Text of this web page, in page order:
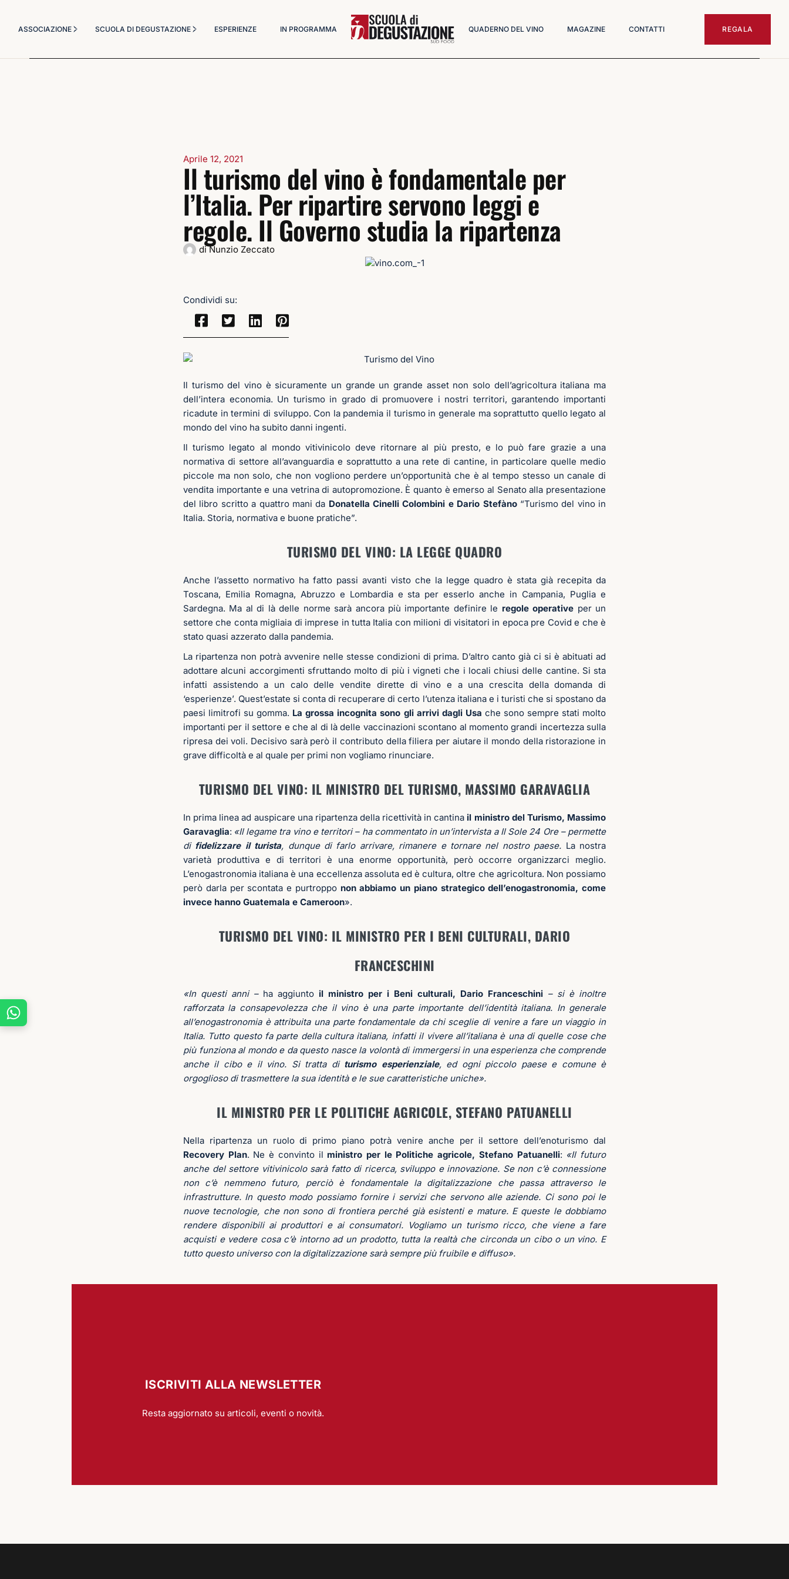
ASSOCIAZIONE SCUOLA DI DEGUSTAZIONE ESPERIENZE IN PROGRAMMA QUADERNO DEL VINO MAGAZINE CONTATTI REGALA
Aprile 12, 2021
Il turismo del vino è fondamentale per
l’Italia. Per ripartire servono leggi e
regole. Il Governo studia la ripartenza
diNunzio Zeccato
Condividi su:
Il turismo del vino è sicuramente un grande un grande asset non solo dell’agricoltura italiana ma
dell’intera economia. Un turismo in grado di promuovere i nostri territori, garantendo importanti
ricadute in termini di sviluppo. Con la pandemia il turismo in generale ma soprattutto quello legato al
mondo del vino ha subito danni ingenti.
Il turismo legato al mondo vitivinicolo deve ritornare al più presto, e lo può fare grazie a una
normativa di settore all’avanguardia e soprattutto a una rete di cantine, in particolare quelle medio
piccole ma non solo, che non vogliono perdere un’opportunità che è al tempo stesso un canale di
vendita importante e una vetrina di autopromozione. È quanto è emerso al Senato alla presentazione
del libro scritto a quattro mani da Donatella Cinelli Colombini e Dario Stefàno “Turismo del vino in
Italia. Storia, normativa e buone pratiche”.
TURISMO DEL VINO: LA LEGGE QUADRO
Anche l’assetto normativo ha fatto passi avanti visto che la legge quadro è stata già recepita da
Toscana, Emilia Romagna, Abruzzo e Lombardia e sta per esserlo anche in Campania, Puglia e
Sardegna. Ma al di là delle norme sarà ancora più importante definire le regole operative per un
settore che conta migliaia di imprese in tutta Italia con milioni di visitatori in epoca pre Covid e che è
stato quasi azzerato dalla pandemia.
La ripartenza non potrà avvenire nelle stesse condizioni di prima. D’altro canto già ci si è abituati ad
adottare alcuni accorgimenti sfruttando molto di più i vigneti che i locali chiusi delle cantine. Si sta
infatti assistendo a un calo delle vendite dirette di vino e a una crescita della domanda di
‘esperienze’. Quest’estate si conta di recuperare di certo l’utenza italiana e i turisti che si spostano da
paesi limitrofi su gomma. La grossa incognita sono gli arrivi dagli Usa che sono sempre stati molto
importanti per il settore e che al di là delle vaccinazioni scontano al momento grandi incertezza sulla
ripresa dei voli. Decisivo sarà però il contributo della filiera per aiutare il mondo della ristorazione in
grave difficoltà e al quale per primi non vogliamo rinunciare.
TURISMO DEL VINO: IL MINISTRO DEL TURISMO, MASSIMO GARAVAGLIA
In prima linea ad auspicare una ripartenza della ricettività in cantinail ministro del Turismo, Massimo
Garavaglia: «Il legame tra vino e territori – ha commentato in un’intervista a Il Sole 24 Ore – permette
di fidelizzare il turista, dunque di farlo arrivare, rimanere e tornare nel nostro paese. La nostra
varietà produttiva e di territori è una enorme opportunità, però occorre organizzarci meglio.
L’enogastronomia italiana è una eccellenza assoluta ed è cultura, oltre che agricoltura. Non possiamo
però darla per scontata e purtroppo non abbiamo un piano strategico dell’enogastronomia, come
invece hanno Guatemala e Cameroon».
TURISMO DEL VINO: IL MINISTRO PER I BENI CULTURALI, DARIO
FRANCESCHINI
«In questi anni – ha aggiunto il ministro per i Beni culturali, Dario Franceschini – si è inoltre
rafforzata la consapevolezza che il vino è una parte importante dell’identità italiana. In generale
all’enogastronomia è attribuita una parte fondamentale da chi sceglie di venire a fare un viaggio in
Italia. Tutto questo fa parte della cultura italiana, infatti il vivere all’italiana è una di quelle cose che
più funziona al mondo e da questo nasce la volontà di immergersi in una esperienza che comprende
anche il cibo e il vino. Si tratta di turismo esperienziale, ed ogni piccolo paese e comune è
orgoglioso di trasmettere la sua identità e le sue caratteristiche uniche».
IL MINISTRO PER LE POLITICHE AGRICOLE, STEFANO PATUANELLI
Nella ripartenza un ruolo di primo piano potrà venire anche per il settore dell’enoturismo dal
Recovery Plan. Ne è convinto il ministro per le Politiche agricole, Stefano Patuanelli: «Il futuro
anche del settore vitivinicolo sarà fatto di ricerca, sviluppo e innovazione. Se non c’è connessione
non c’è nemmeno futuro, perciò è fondamentale la digitalizzazione che passa attraverso le
infrastrutture. In questo modo possiamo fornire i servizi che servono alle aziende. Ci sono poi le
nuove tecnologie, che non sono di frontiera perché già esistenti e mature. E queste le dobbiamo
rendere disponibili ai produttori e ai consumatori. Vogliamo un turismo ricco, che viene a fare
acquisti e vedere cosa c’è intorno ad un prodotto, tutta la realtà che circonda un cibo o un vino. E
tutto questo universo con la digitalizzazione sarà sempre più fruibile e diffuso».
ISCRIVITI ALLA NEWSLETTER
Resta aggiornato su articoli, eventi o novità.